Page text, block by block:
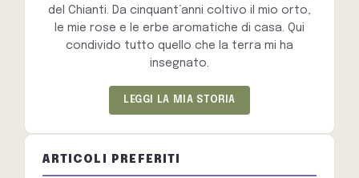
del Chianti. Da cinquant’anni coltivo il mio orto,
le mie rose e le erbe aromatiche di casa. Qui
condivido tutto quello che la terra mi ha
insegnato.
LEGGI LA MIA STORIA
ARTICOLI PREFERITI